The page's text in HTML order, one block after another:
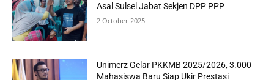
Asal Sulsel Jabat Sekjen DPP PPP
2 October 2025
Unimerz Gelar PKKMB 2025/2026, 3.000
Mahasiswa Baru Siap Ukir Prestasi